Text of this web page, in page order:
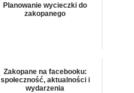
Planowanie wycieczki do
zakopanego
Zakopane na facebooku:
społeczność, aktualności i
wydarzenia